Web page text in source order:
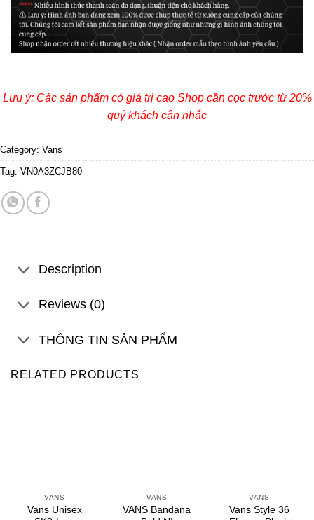
Lưu ý: Các sản phẩm có giá trị cao Shop cần cọc trước từ 20%
quý khách cân nhắc
Category: Vans
Tag: VN0A3ZCJB80
Description
Reviews (0)
THÔNG TIN SẢN PHẨM
RELATED PRODUCTS
VANS
Vans Unisex
VANS
VANS Bandana
VANS
Vans Style 36